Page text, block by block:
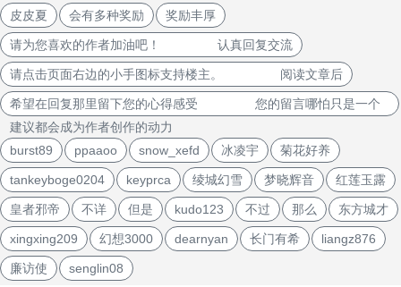
皮皮夏 会有多种奖励 奖励丰厚
请为您喜欢的作者加油吧！ 认真回复交流
请点击页面右边的小手图标支持楼主。 阅读文章后
希望在回复那里留下您的心得感受 您的留言哪怕只是一个
建议都会成为作者创作的动力
burst89
ppaaoo snow_xefd 冰凌宇 菊花好养
tankeyboge0204 keyprca 绫城幻雪 梦晓辉音 红莲玉露
皇者邪帝 不详 但是 kudo123 不过 那么 东方城才
xingxing209 幻想3000 dearnyan 长门有希 liangz876
廉访使 senglin08